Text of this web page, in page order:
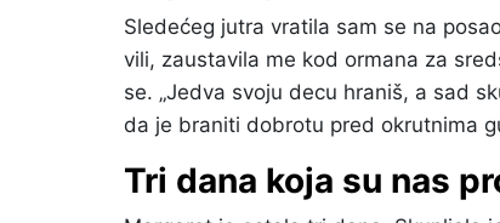
Sledećeg jutra vratila sam se na
vili, zaustavila me kod ormana za
se. „Jedva svoju decu hraniš, a sad
da je braniti dobrotu pred okrutnima
Tri dana koja su nas